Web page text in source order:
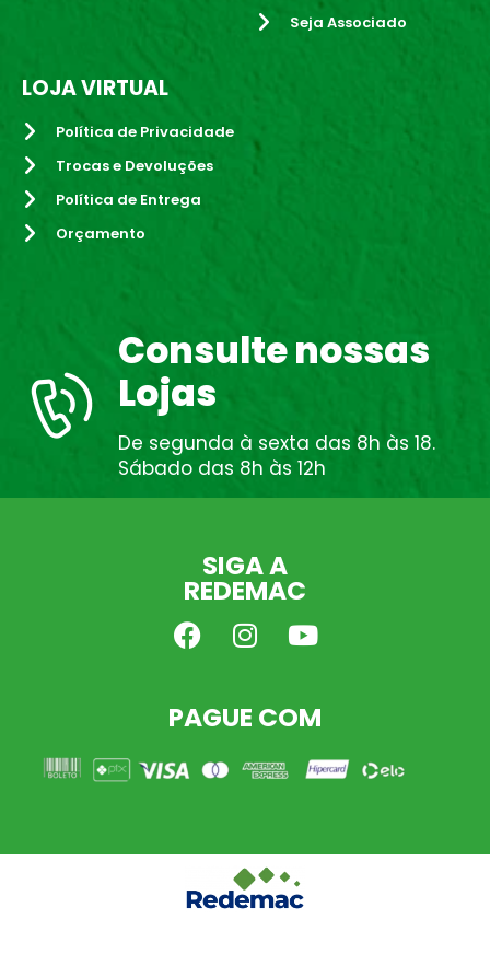
Seja Associado
LOJA VIRTUAL
Política de Privacidade
Trocas e Devoluções
Política de Entrega
Orçamento
Consulte nossas
Lojas
De segunda à sexta das 8h às 18.
Sábado das 8h às 12h
SIGA A
REDEMAC
PAGUE COM